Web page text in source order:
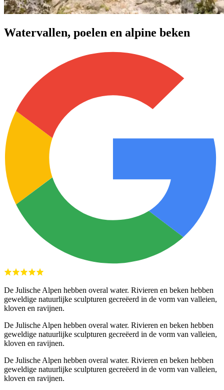
Watervallen, poelen en alpine beken
De Julische Alpen hebben overal water. Rivieren en beken hebben
geweldige natuurlijke sculpturen gecreëerd in de vorm van valleien,
kloven en ravijnen.
De Julische Alpen hebben overal water. Rivieren en beken hebben
geweldige natuurlijke sculpturen gecreëerd in de vorm van valleien,
kloven en ravijnen.
De Julische Alpen hebben overal water. Rivieren en beken hebben
geweldige natuurlijke sculpturen gecreëerd in de vorm van valleien,
kloven en ravijnen.